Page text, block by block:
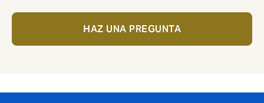
HAZ UNA PREGUNTA